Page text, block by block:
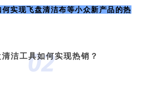
何实现飞盘清洁布等小众新产品的热
02
洁工具如何实现热销？